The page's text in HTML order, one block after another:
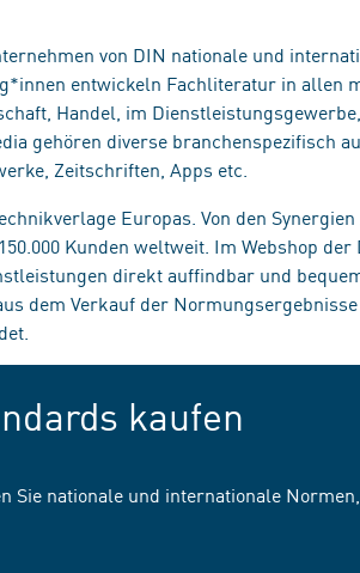
von DIN nationale und
entwickeln Fachliteratur in allen
Handel, im
gehören diverse branchenspezifisch
Zeitschriften, Apps etc.
Europas. Von den
Kunden weltweit. Im Webshop der
direkt auffindbar und
dem Verkauf der
kaufen
Sie nationale und internationale